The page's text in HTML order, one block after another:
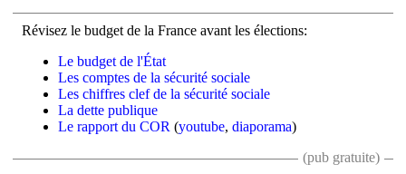
Révisez le budget de la France avant les élections:
Le budget de l'État
Les comptes de la sécurité sociale
Les chiffres clef de la sécurité sociale
La dette publique
Le rapport du COR (youtube, diaporama)
(pub gratuite)